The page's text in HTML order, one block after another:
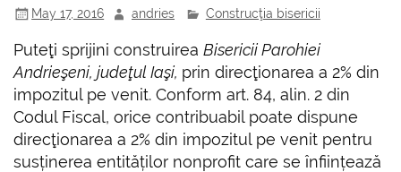
May 17, 2016 andries Construcţia bisericii
Puteţi sprijini construireaBisericii Parohiei
Andrieşeni, judeţul Iaşi, prin direcţionarea a 2% din
impozitul pe venit. Conform art. 84, alin. 2 din
Codul Fiscal, orice contribuabil poate dispune
direcţionarea a 2% din impozitul pe venit pentru
susținerea entităților nonprofit care se înființează